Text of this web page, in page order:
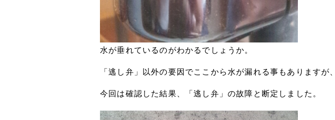
水が垂れているのがわかるでしょうか。
「逃し弁」以外の要因でここから水が漏れる事もありますが、
今回は確認した結果、「逃し弁」の故障と断定しました。